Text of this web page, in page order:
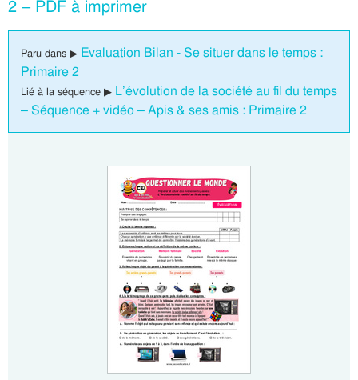
2 – PDF à imprimer
Paru dans ▶ Evaluation Bilan - Se situer dans le temps :
Primaire 2
Lié à la séquence ▶ L’évolution de la société au fil du temps
– Séquence + vidéo – Apis & ses amis : Primaire 2